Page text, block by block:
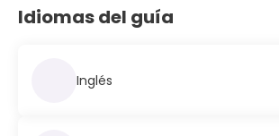
Idiomas del guía
Inglés